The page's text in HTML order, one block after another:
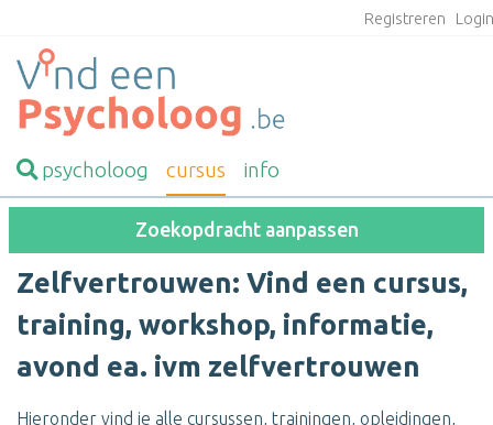
Registreren
psycholoog cursus info
Zoekopdracht aanpassen
Zelfvertrouwen: Vind een cursus,
training, workshop, informatie,
avond ea. ivm zelfvertrouwen
Hieronder vind je alle cursussen, trainingen, opleidingen,